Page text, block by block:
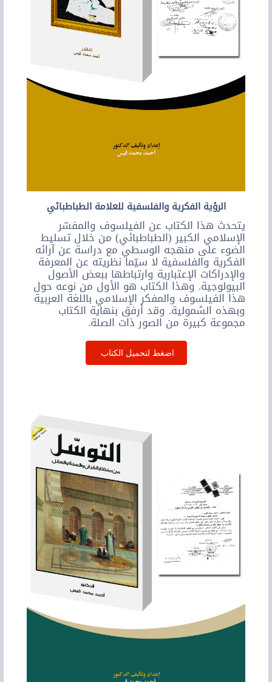
الرؤية الفكرية والفلسفية للعلامة الطباطبائي
يتحدث هذا الكتاب عن الفيلسوف والمفسّر
الإسلامي الكبير (الطباطبائي) من خلال تسليط
الضوء على منهجه الوسطي مع دراسة عن آرائه
الفكرية والفلسفية لا سيّما نظريته عن المعرفة
والإدراكات الإعتبارية وارتباطها ببعض الأصول
البيولوجية. وهذا الكتاب هو الأول من نوعه حول
هذا الفيلسوف والمفكر الإسلامي باللغة العربية
وبهذه الشمولية. وقد أرفق بنهاية الكتاب
مجموعة كبيرة من الصور ذات الصلة.
اضغط لتحميل الكتاب